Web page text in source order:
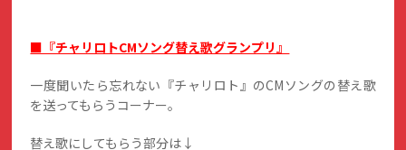
■『チャリロトCMソング替え歌グランプリ』
一度聞いたら忘れない『チャリロト』のCMソングの替え歌
を送ってもらうコーナー。
替え歌にしてもらう部分は↓